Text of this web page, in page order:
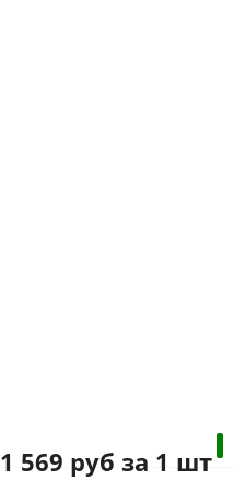
1 569 руб за 1 шт